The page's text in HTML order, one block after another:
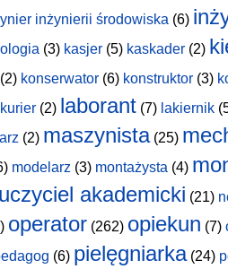
inżynierii środowiska (6)
(3) kasjer (5) kaskader (2)
(2) konserwator (6) konstruktor (3)
kurier (2) laborant (7) lakiernik
(2) maszynista(25)
modelarz (3) montażysta (4)
akademicki (21)
operator (262) opiekun (7)
(6) pielęgniarka(24)